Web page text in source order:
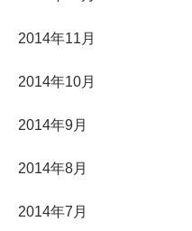
2014年11月
2014年10月
2014年9月
2014年8月
2014年7月